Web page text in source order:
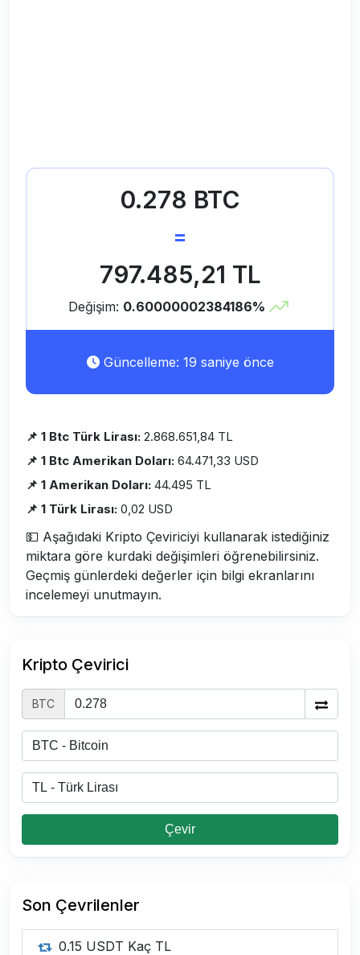
0.278 BTC
=
797.485,21 TL
Değişim: 0.60000002384186%
Güncelleme: 19 saniye önce
📌 1 Btc Türk Lirası: 2.868.651,84 TL
📌 1 Btc Amerikan Doları: 64.471,33 USD
📌 1 Amerikan Doları: 44.495 TL
📌 1 Türk Lirası: 0,02 USD
💵 Aşağıdaki Kripto Çeviriciyi kullanarak istediğiniz
miktara göre kurdaki değişimleri öğrenebilirsiniz.
Geçmiş günlerdeki değerler için bilgi ekranlarını
incelemeyi unutmayın.
Kripto Çevirici
BTC
Çevir
Son Çevrilenler
0.15 USDT Kaç TL